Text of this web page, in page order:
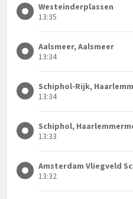
Westeinderplassen
13:35
Aalsmeer, Aalsmeer
13:34
Schiphol-Rijk,
13:34
Schiphol,
13:33
Amsterdam Vliegveld
13:32